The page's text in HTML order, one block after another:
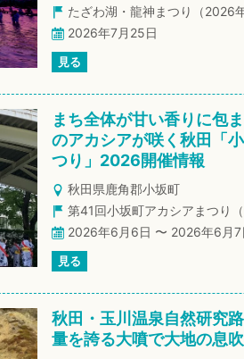
たざわ湖・龍神まつり（2026年
2026年7月25日
見る
まち全体が甘い香りに包
のアカシアが咲く秋田「
つり」2026開催情報
秋田県鹿角郡小坂町
第41回小坂町アカシアまつり（
2026年6月6日 〜 2026年6月7
見る
秋田・玉川温泉自然研究
量を誇る大噴で大地の息